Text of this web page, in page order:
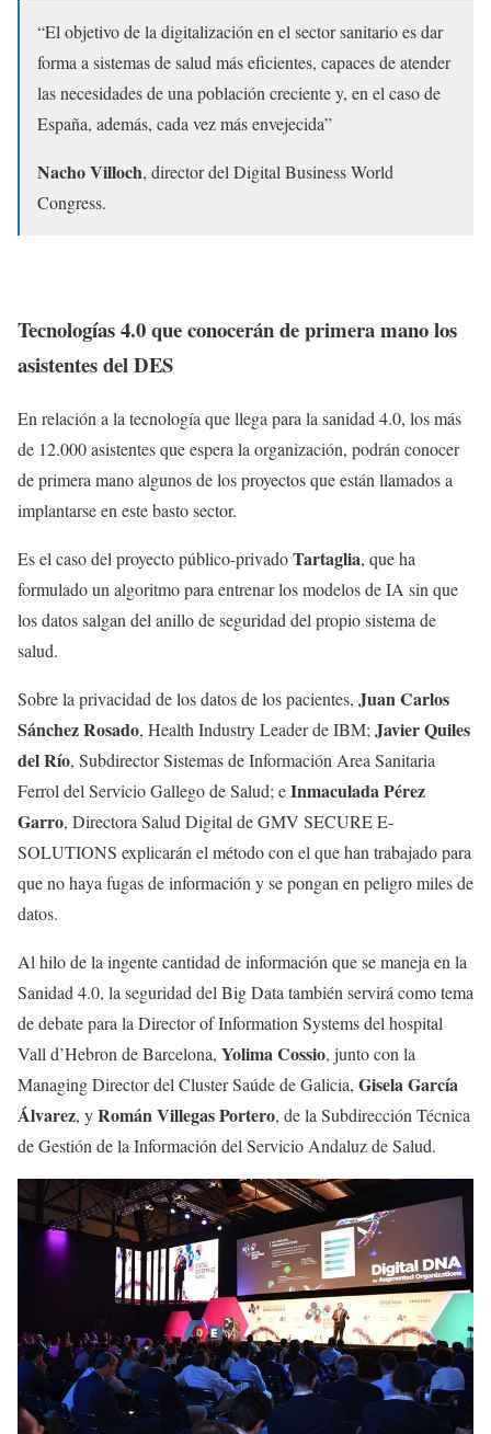
“El objetivo de la digitalización en el sector sanitario es dar
forma a sistemas de salud más eficientes, capaces de atender
las necesidades de una población creciente y, en el caso de
España, además, cada vez más envejecida”
Nacho Villoch, director del Digital Business World
Congress.
Tecnologías 4.0 que conocerán de primera mano los
asistentes del DES
En relación a la tecnología que llega para la sanidad 4.0, los más
de 12.000 asistentes que espera la organización, podrán conocer
de primera mano algunos de los proyectos que están llamados a
implantarse en este basto sector.
Es el caso del proyecto público-privadoTartaglia, que ha
formulado un algoritmo para entrenar los modelos de IA sin que
los datos salgan del anillo de seguridad del propio sistema de
salud.
Sobre la privacidad de los datos de los pacientes, Juan Carlos
Sánchez Rosado, Health Industry Leader de IBM; Javier Quiles
del Río, Subdirector Sistemas de Información Area Sanitaria
Ferrol del Servicio Gallego de Salud; eInmaculada Pérez
Garro, Directora Salud Digital de GMV SECURE E-
SOLUTIONS explicarán el método con el que han trabajado para
que no haya fugas de información y se pongan en peligro miles de
datos.
Al hilo de la ingente cantidad de información que se maneja en la
Sanidad 4.0, la seguridad del Big Data también servirá como tema
de debate para la Director of Information Systems del hospital
Vall d’Hebron de Barcelona, Yolima Cossio, junto con la
Managing Director del Cluster Saúde de Galicia, Gisela García
Álvarez, yRomán Villegas Portero, de la Subdirección Técnica
de Gestión de la Información del Servicio Andaluz de Salud.